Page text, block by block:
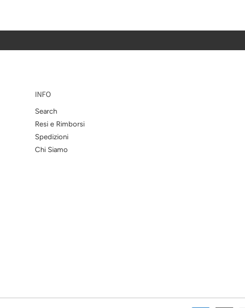
INFO
Search
Resi e Rimborsi
Spedizioni
Chi Siamo